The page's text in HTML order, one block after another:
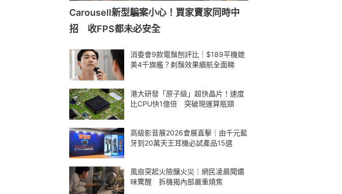
Carousell新型騙案小心！買家賣家同時中
招 收FPS都未必安全
消委會9款電鬚刨評比｜$189平機媲
美4千旗艦？剃鬚效果續航全面睇
港大研發「原子級」超快晶片！速度
比CPU快1億倍 突破現運算瓶頸
高級影音展2026會展直擊｜由千元藍
牙到20萬天王耳機必試產品15選
風扇突起火險釀火災｜網民凌晨聞燶
味驚醒 拆機揭內部嚴重燒焦